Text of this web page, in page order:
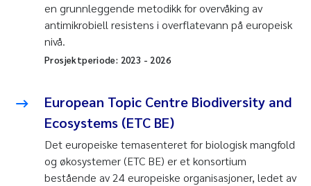
en grunnleggende metodikk for overvåking av
antimikrobiell resistens i overflatevann på europeisk
nivå.
Prosjektperiode: 2023 - 2026
European Topic Centre Biodiversity and
Ecosystems (ETC BE)
Det europeiske temasenteret for biologisk mangfold
og økosystemer (ETC BE) er et konsortium
bestående av 24 europeiske organisasjoner, ledet av